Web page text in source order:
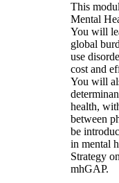
This
Mental
You will
global
use
cost and
You will
health,
between
be
in mental
Strategy
mhGAP.